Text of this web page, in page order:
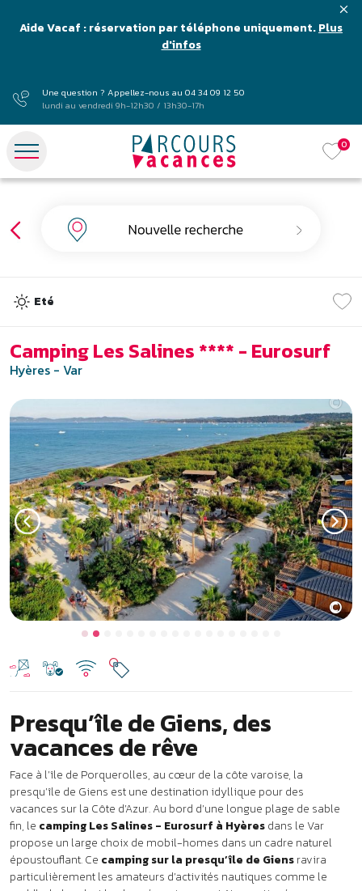
Aide Vacaf : réservation par téléphone uniquement.Plus
d'infos
Une question ? Appellez-nous au 04 34 09 12 50
lundi au vendredi 9h-12h30 / 13h30-17h
0
Eté
Camping Les Salines **** - Eurosurf
Hyères - Var
©
Previous Next
Presqu’île de Giens, des
vacances de rêve
Face à l’île de Porquerolles, au cœur de la côte varoise, la
presqu’île de Giens est une destination idyllique pour des
vacances sur la Côte d’Azur. Au bord d’une longue plage de sable
fin, lecamping Les Salines - Eurosurf à Hyèresdans le Var
propose un large choix de mobil-homes dans un cadre naturel
camping sur la presqu’île de Giens
particulièrement les amateurs d’activités nautiques comme le
embarquer au port de la Tour Fondue à seulement 3 km. Réservez
vosvacances en bord de merà Hyères au camping Les Salines
et créez-vous des souvenirs mémorables au bord de
Méditerranée !
PRÉSENTATION
Sur la presqu’île de Giens, en bord de mer,
le camping Les
Salines **** - Ilot Eurosurf offre plusieurs accès directs à une
longue plage de sable fin. Le camping intègre une base nautique et